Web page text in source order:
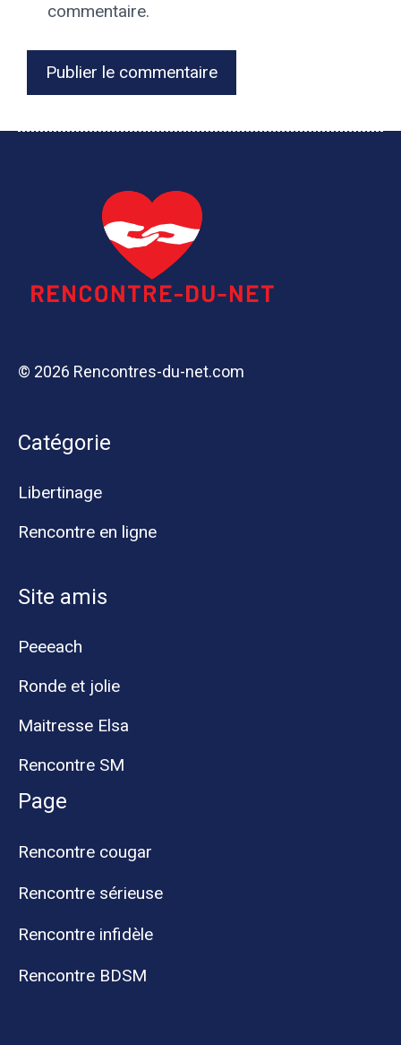
commentaire.
© 2026 Rencontres-du-net.com
Catégorie
Libertinage
Rencontre en ligne
Site amis
Peeeach
Ronde et jolie
Maitresse Elsa
Rencontre SM
Page
Rencontre cougar
Rencontre sérieuse
Rencontre infidèle
Rencontre BDSM